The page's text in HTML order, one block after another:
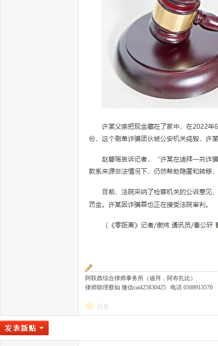
阿联酋综合律师事务所（迪拜，阿布扎比）
律师助理蔡灿 微信cai425830425 电话 0508913570
回复